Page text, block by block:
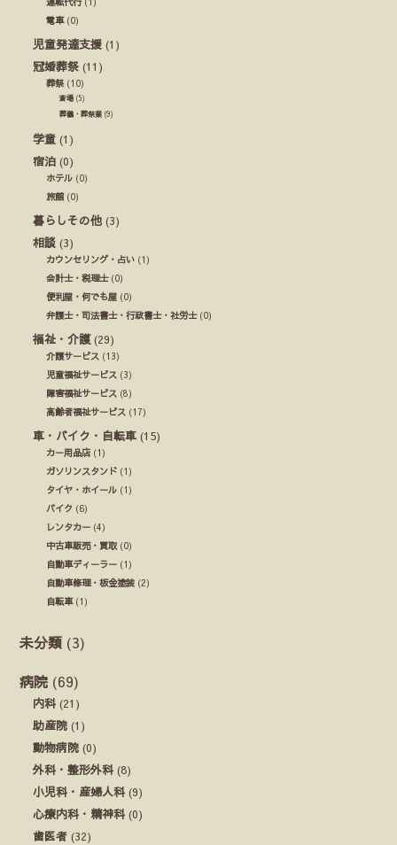
電車(0)
児童発達支援 (1)
冠婚葬祭 (11)
葬祭(10)
斎場(5)
葬儀・葬祭業 (9)
学童 (1)
宿泊 (0)
ホテル (0)
旅館 (0)
暮らしその他 (3)
相談 (3)
カウンセリング・占い (1)
会計士・税理士(0)
便利屋・何でも屋 (0)
弁護士・司法書士・行政書士・社労士(0)
福祉・介護(29)
介護サービス (13)
児童福祉サービス (3)
障害福祉サービス (8)
高齢者福祉サービス (17)
車・バイク・自転車 (15)
カー用品店 (1)
ガソリンスタンド (1)
タイヤ・ホイール (1)
バイク (6)
レンタカー (4)
中古車販売・買取 (0)
自動車ディーラー (1)
自動車修理・板金塗装 (2)
自転車(1)
未分類 (3)
病院 (69)
内科 (21)
助産院 (1)
動物病院 (0)
外科・整形外科 (8)
小児科・産婦人科 (9)
心療内科・精神科 (0)
歯医者 (32)